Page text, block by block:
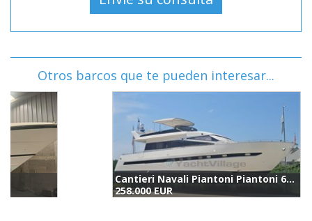
Otros barcos que te pueden interesar...
Cantieri Navali Piantoni Piantoni 63 (1993)
258.000 EUR